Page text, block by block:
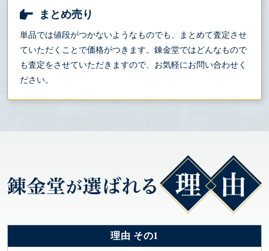
まとめ売り
単品では値段がつかないようなものでも、まとめて査定させ
ていただくことで価格がつきます。錬金堂ではどんなもので
も査定をさせていただきますので、お気軽にお問い合わせく
ださい。
理由 その1